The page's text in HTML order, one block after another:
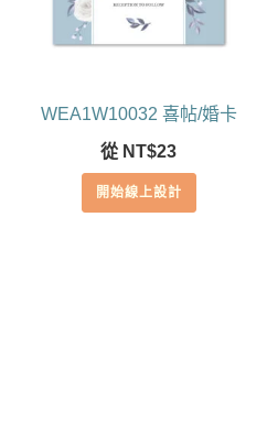
WEA1W10032 喜帖/婚卡
從 NT$23
開始線上設計